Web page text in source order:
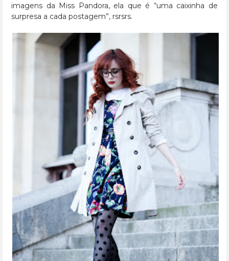
imagens da Miss Pandora, ela que é “uma caixinha de
surpresa a cada postagem”, rsrsrs.